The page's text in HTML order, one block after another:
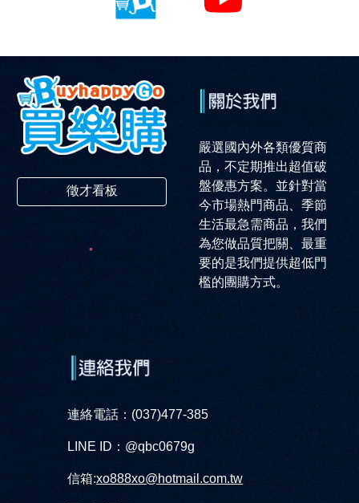
徵才看板
嚴選國內外各類優質商
品，不定期推出超值破
盤優惠方案。並針對當
今市場熱門商品、季節
生活最急需商品，我們
為您做品質把關、最重
要的是我們提供超低門
檻的團購方式。
連絡電話：(037)477-385
LINE ID：@qbc0679g
信箱:xo888xo@hotmail.com.tw